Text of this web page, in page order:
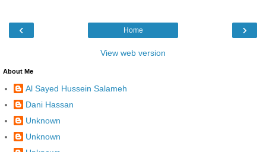
‹ ›
Home
View web version
About Me
Al Sayed Hussein Salameh
Dani Hassan
Unknown
Unknown